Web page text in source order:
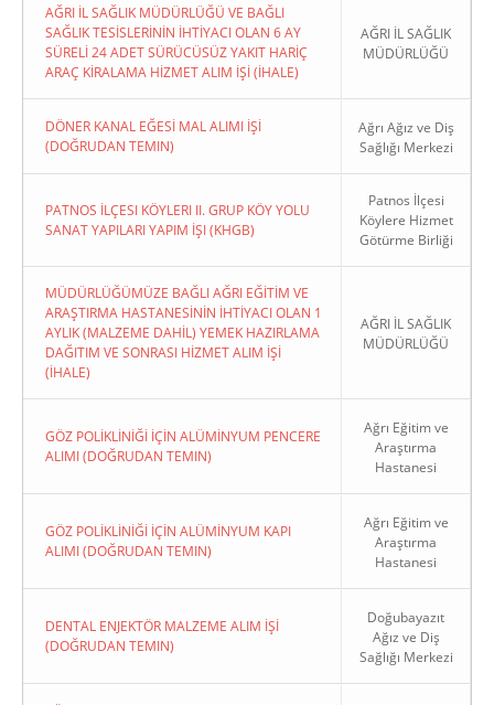
AĞRI İL SAĞLIK MÜDÜRLÜĞÜ VE BAĞLI
SAĞLIK TESİSLERİNİN İHTİYACI OLAN 6 AY
SÜRELİ 24 ADET SÜRÜCÜSÜZ YAKIT HARİÇ
ARAÇ KİRALAMA HİZMET ALIM İŞİ (İHALE)
AĞRI İL SAĞLIK
MÜDÜRLÜĞÜ
DÖNER KANAL EĞESİ MAL ALIMI İŞİ
(DOĞRUDAN TEMIN)
Ağrı Ağız ve Diş
Sağlığı Merkezi
PATNOS İLÇESI KÖYLERI II. GRUP KÖY YOLU
SANAT YAPILARI YAPIM İŞI (KHGB)
Patnos İlçesi
Köylere Hizmet
Götürme Birliği
MÜDÜRLÜĞÜMÜZE BAĞLI AĞRI EĞİTİM VE
ARAŞTIRMA HASTANESİNİN İHTİYACI OLAN 1
AYLIK (MALZEME DAHİL) YEMEK HAZIRLAMA
DAĞITIM VE SONRASI HİZMET ALIM İŞİ
(İHALE)
AĞRI İL SAĞLIK
MÜDÜRLÜĞÜ
GÖZ POLİKLİNİĞİ İÇİN ALÜMİNYUM PENCERE
ALIMI (DOĞRUDAN TEMIN)
Ağrı Eğitim ve
Araştırma
Hastanesi
GÖZ POLİKLİNİĞİ İÇİN ALÜMİNYUM KAPI
ALIMI (DOĞRUDAN TEMIN)
Ağrı Eğitim ve
Araştırma
Hastanesi
DENTAL ENJEKTÖR MALZEME ALIM İŞİ
(DOĞRUDAN TEMIN)
Doğubayazıt
Ağız ve Diş
Sağlığı Merkezi